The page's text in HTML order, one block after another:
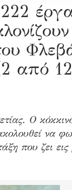
από
Ο
να
που ζει εις